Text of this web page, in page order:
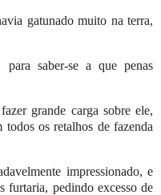
gatunado muito na terra,
saber-se a que penas
grande carga sobre ele,
todos os retalhos de fazenda
impressionado, e
furtaria, pedindo excesso de